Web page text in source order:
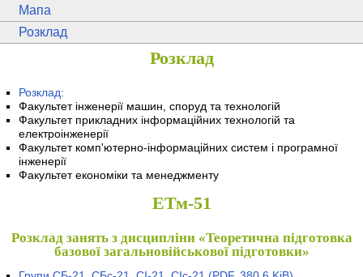
Мапа
Розклад
Розклад
Розклад:
Факультет інженерії машин, споруд та технологій
Факультет прикладних інформаційних технологій та
електроінженерії
Факультет комп'ютерно-інформаційних систем і програмної
інженерії
Факультет економіки та менеджменту
ЕТм-51
Розклад занять з дисципліни «Теоретична підготовка
базової загальновійськової підготовки»